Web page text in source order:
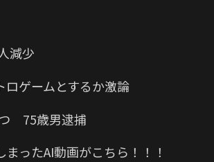
減少
ロゲームとするか激論
75歳男逮捕
ったAI動画がこちら！！！